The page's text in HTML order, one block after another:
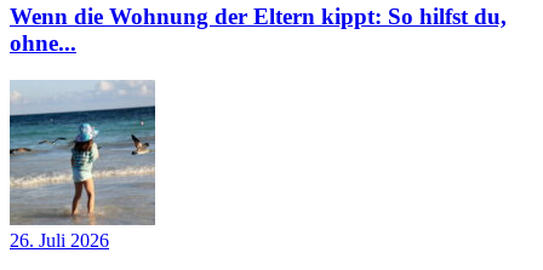
Wenn die Wohnung der Eltern kippt: So hilfst du,
ohne...
26. Juli 2026